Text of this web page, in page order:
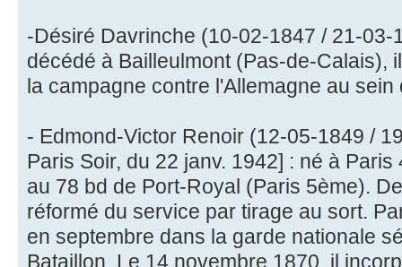
-Désiré Davrinche (10-02-1847 / 21-03-
décédé à Bailleulmont (Pas-de-Calais),
la campagne contre l'Allemagne au
- Edmond-Victor Renoir (12-05-1849 /
Paris Soir, du 22 janv. 1942] : né à
au 78 bd de Port-Royal (Paris 5ème).
réformé du service par tirage au sort.
en septembre dans la garde nationale
Bataillon. Le 14 novembre 1870, il